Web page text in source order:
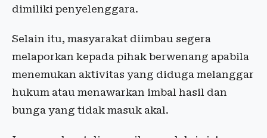
dimiliki penyelenggara.
Selain itu, masyarakat diimbau segera
melaporkan kepada pihak berwenang apabila
menemukan aktivitas yang diduga melanggar
hukum atau menawarkan imbal hasil dan
bunga yang tidak masuk akal.